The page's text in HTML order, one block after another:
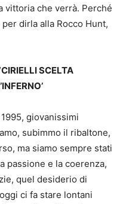
vittoria che verrà. Perché
dirla alla Rocco Hunt,
SCELTA
giovanissimi
subimmo il ribaltone,
ma siamo sempre stati
passione e la coerenza,
quel desiderio di
ci fa stare lontani